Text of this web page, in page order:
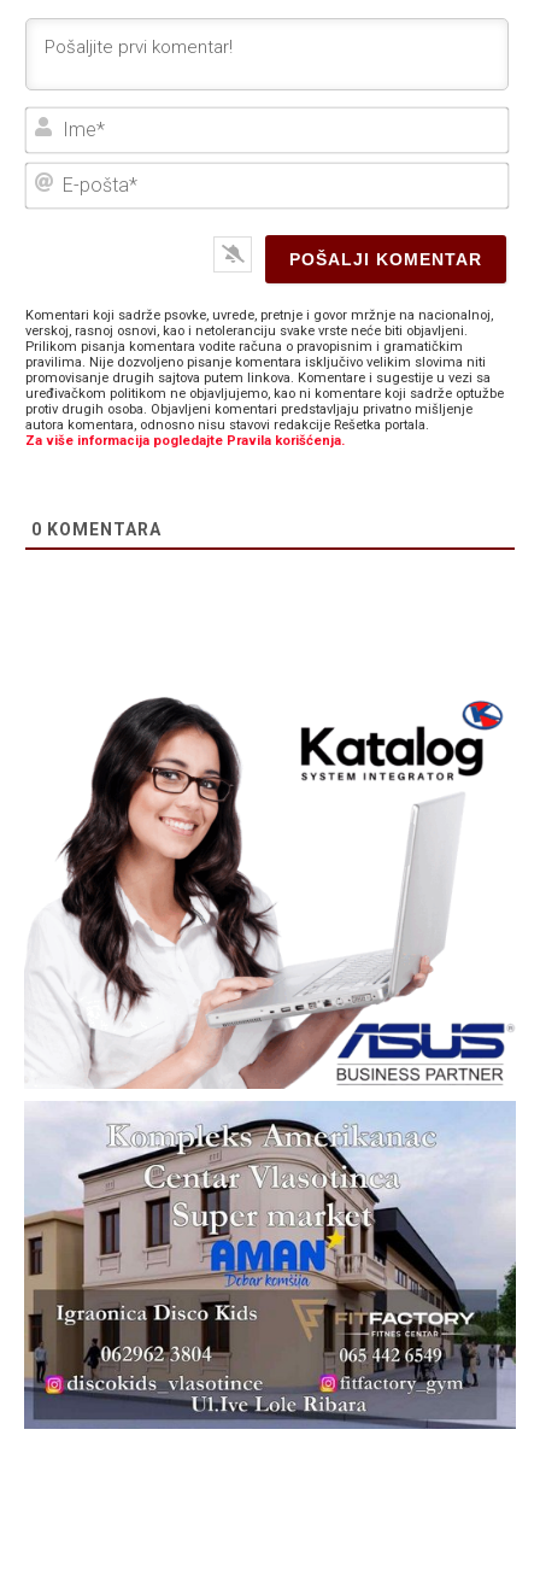
E-
Komentari koji sadrže psovke, uvrede, pretnje i govor mržnje na nacionalnoj,
verskoj, rasnoj osnovi, kao i netoleranciju svake vrste neće biti objavljeni.
Prilikom pisanja komentara vodite računa o pravopisnim i gramatičkim
pravilima. Nije dozvoljeno pisanje komentara isključivo velikim slovima niti
promovisanje drugih sajtova putem linkova. Komentare i sugestije u vezi sa
uređivačkom politikom ne objavljujemo, kao ni komentare koji sadrže optužbe
protiv drugih osoba. Objavljeni komentari predstavljaju privatno mišljenje
autora komentara, odnosno nisu stavovi redakcije Rešetka portala.
Za više informacija pogledajte Pravila korišćenja.
0 KOMENTARA